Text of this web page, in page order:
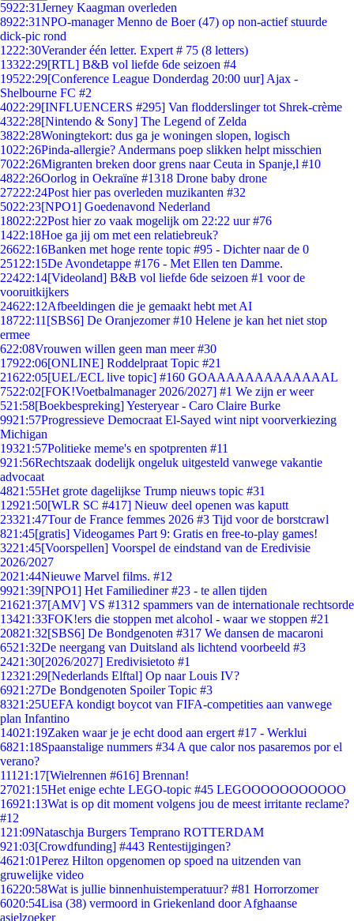
5922:31Jerney Kaagman overleden
8922:31NPO-manager Menno de Boer (47) op non-actief stuurde
dick-pic rond
1222:30Verander één letter. Expert # 75 (8 letters)
13322:29[RTL] B&B vol liefde 6de seizoen #4
19522:29[Conference League Donderdag 20:00 uur] Ajax -
Shelbourne FC #2
4022:29[INFLUENCERS #295] Van flodderslinger tot Shrek-crème
4322:28[Nintendo & Sony] The Legend of Zelda
3822:28Woningtekort: dus ga je woningen slopen, logisch
1022:26Pinda-allergie? Andermans poep slikken helpt misschien
7022:26Migranten breken door grens naar Ceuta in Spanje,l #10
4822:26Oorlog in Oekraïne #1318 Drone baby drone
27222:24Post hier pas overleden muzikanten #32
5022:23[NPO1] Goedenavond Nederland
18022:22Post hier zo vaak mogelijk om 22:22 uur #76
1422:18Hoe ga jij om met een relatiebreuk?
26622:16Banken met hoge rente topic #95 - Dichter naar de 0
251 22:15De Avondetappe #176 - Met Ellen ten Damme.
22422:14[Videoland] B&B vol liefde 6de seizoen #1 voor de
vooruitkijkers
24622:12Afbeeldingen die je gemaakt hebt met AI
18722:11 [SBS6] De Oranjezomer #10 Helene je kan het niet stop
ermee
622:08Vrouwen willen geen man meer #30
17922:06[ONLINE] Roddelpraat Topic #21
21622:05[UEL/ECL live topic] #160 GOAAAAAAAAAAAAAL
7522:02[FOK!Voetbalmanager 2026/2027] #1 We zijn er weer
521:58[Boekbespreking] Yesteryear - Caro Claire Burke
9921:57Progressieve Democraat El-Sayed wint nipt voorverkiezing
Michigan
19321:57Politieke meme's en spotprenten #11
921:56Rechtszaak dodelijk ongeluk uitgesteld vanwege vakantie
advocaat
4821:55Het grote dagelijkse Trump nieuws topic #31
12921:50[WLR SC #417] Nieuw deel openen was kaputt
23321:47Tour de France femmes 2026 #3 Tijd voor de borstcrawl
821:45[gratis] Videogames Part 9: Gratis en free-to-play games!
3221:45[Voorspellen] Voorspel de eindstand van de Eredivisie
2026/2027
2021:44Nieuwe Marvel films. #12
9921:39[NPO1] Het Familiediner #23 - te allen tijden
21621:37[AMV] VS #1312 spammers van de internationale rechtsorde
13421:33FOK!ers die stoppen met alcohol - waar we stoppen #21
20821:32[SBS6] De Bondgenoten #317 We dansen de macaroni
6521:32De neergang van Duitsland als lichtend voorbeeld #3
2421:30[2026/2027] Eredivisietoto #1
12321:29[Nederlands Elftal] Op naar Louis IV?
6921:27De Bondgenoten Spoiler Topic #3
8321:25UEFA kondigt boycot van FIFA-competities aan vanwege
plan Infantino
14021:19Zaken waar je je echt dood aan ergert #17 - Werklui
6821:18Spaanstalige nummers #34 A que calor nos pasaremos por el
verano?
111 21:17[Wielrennen #616] Brennan!
27021:15Het enige echte LEGO-topic #45 LEGOOOOOOOOOOO
16921:13Wat is op dit moment volgens jou de meest irritante reclame?
#12
1 21:09Nataschja Burgers Temprano ROTTERDAM
921:03[Crowdfunding] #443 Rentestijgingen?
4621:01Perez Hilton opgenomen op spoed na uitzenden van
gruwelijke video
16220:58Wat is jullie binnenhuistemperatuur? #81 Horrorzomer
6020:54Lisa (38) vermoord in Griekenland door Afghaanse
asielzoeker